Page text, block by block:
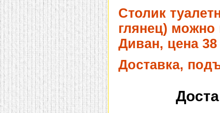
Столик
глянец) можно
Диван, цена
Доставка,